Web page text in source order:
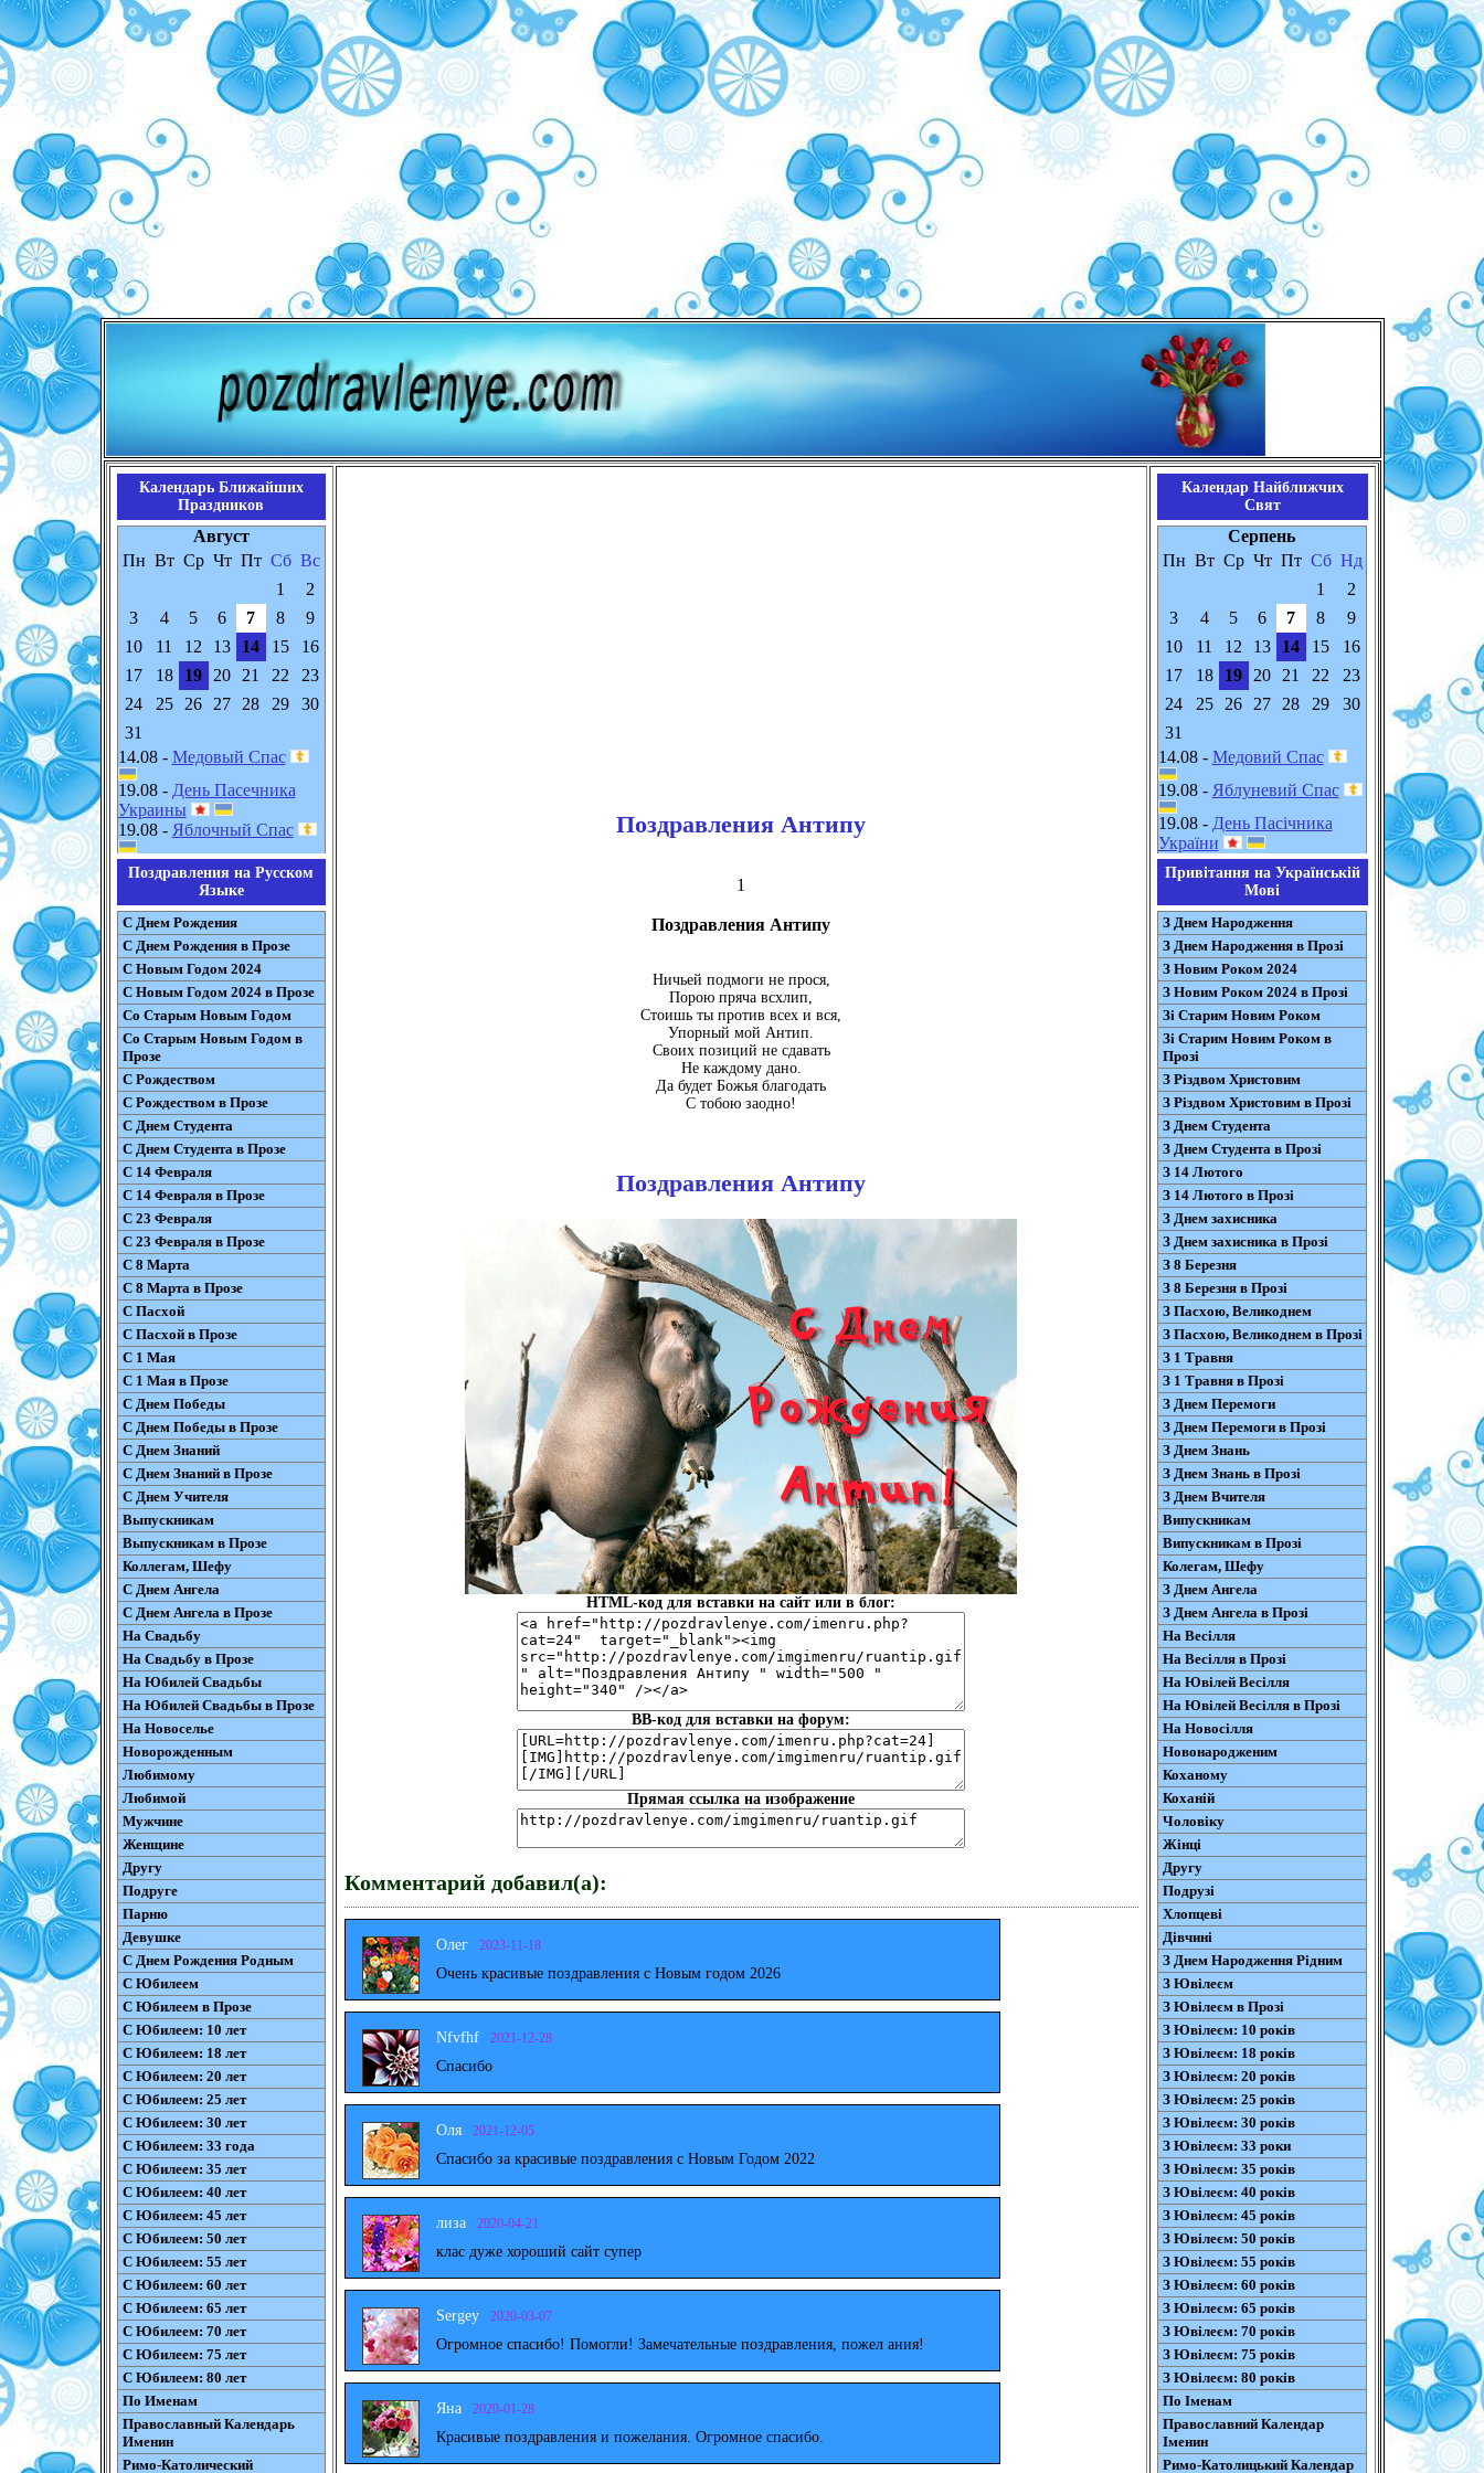
Календарь Ближайших
Праздников
Август
Пн Вт Ср Чт Пт Сб Вс
1
2
3
4 5 6 7 8
9
10
11 12 13 14 15
16
17
18 19 20 21 22
23
24
25 26 27 28 29
30
31
14.08 - Медовый Спас
19.08 - День Пасечника
Украины
19.08 - Яблочный Спас
Поздравления на Русском
Языке
С Днем Рождения
С Днем Рождения в Прозе
С Новым Годом 2024
С Новым Годом 2024 в Прозе
Со Старым Новым Годом
Со Старым Новым Годом в
Прозе
С Рождеством
С Рождеством в Прозе
С Днем Студента
С Днем Студента в Прозе
С 14 Февраля
С 14 Февраля в Прозе
С 23 Февраля
С 23 Февраля в Прозе
С 8 Марта
С 8 Марта в Прозе
С Пасхой
С Пасхой в Прозе
С 1 Мая
С 1 Мая в Прозе
С Днем Победы
С Днем Победы в Прозе
С Днем Знаний
С Днем Знаний в Прозе
С Днем Учителя
Выпускникам
Выпускникам в Прозе
Коллегам, Шефу
С Днем Ангела
С Днем Ангела в Прозе
На Свадьбу
На Свадьбу в Прозе
На Юбилей Свадьбы
На Юбилей Свадьбы в Прозе
На Новоселье
Новорожденным
Любимому
Любимой
Мужчине
Женщине
Другу
Подруге
Парню
Девушке
С Днем Рождения Родным
С Юбилеем
С Юбилеем в Прозе
С Юбилеем: 10 лет
С Юбилеем: 18 лет
С Юбилеем: 20 лет
С Юбилеем: 25 лет
С Юбилеем: 30 лет
С Юбилеем: 33 года
С Юбилеем: 35 лет
С Юбилеем: 40 лет
С Юбилеем: 45 лет
С Юбилеем: 50 лет
С Юбилеем: 55 лет
С Юбилеем: 60 лет
С Юбилеем: 65 лет
С Юбилеем: 70 лет
С Юбилеем: 75 лет
С Юбилеем: 80 лет
По Именам
Православный Календарь
Именин
Римо-Католический
Поздравления Антипу
1
Поздравления Антипу
Ничьей подмоги не прося,
Порою пряча всхлип,
Стоишь ты против всех и вся,
Упорный мой Антип.
Своих позиций не сдавать
Не каждому дано.
Да будет Божья благодать
С тобою заодно!
Поздравления Антипу
HTML-код для вставки на сайт или в блог:
BB-код для вставки на форум:
Прямая ссылка на изображение
Комментарий добавил(а):
Олег 2023-11-18
Очень красивые поздравления с Новым годом 2026
Nfvfhf 2021-12-28
Спасибо
Оля 2021-12-05
Спасибо за красивые поздравления с Новым Годом 2022
лиза 2020-04-21
клас дуже хороший сайт супер
Sergey 2020-03-07
Огромное спасибо! Помогли! Замечательные поздравления, пожел ания!
Яна 2020-01-28
Красивые поздравления и пожелания. Огромное спасибо.
Календар Найближчих
Свят
Серпень
Пн Вт Ср Чт Пт Сб Нд
1
2
3
4 5 6 7 8
9
10
11 12 13 14 15
16
17
18 19 20 21 22
23
24
25 26 27 28 29
30
31
14.08 - Медовий Спас
19.08 - Яблуневий Спас
19.08 - День Пасічника
України
Привітання на Українській
Мові
З Днем Народження
З Днем Народження в Прозі
З Новим Роком 2024
З Новим Роком 2024 в Прозі
Зі Старим Новим Роком
Зі Старим Новим Роком в
Прозі
З Різдвом Христовим
З Різдвом Христовим в Прозі
З Днем Студента
З Днем Студента в Прозі
З 14 Лютого
З 14 Лютого в Прозі
З Днем захисника
З Днем захисника в Прозі
З 8 Березня
З 8 Березня в Прозі
З Пасхою, Великоднем
З Пасхою, Великоднем в Прозі
З 1 Травня
З 1 Травня в Прозі
З Днем Перемоги
З Днем Перемоги в Прозі
З Днем Знань
З Днем Знань в Прозі
З Днем Вчителя
Випускникам
Випускникам в Прозі
Колегам, Шефу
З Днем Ангела
З Днем Ангела в Прозі
На Весілля
На Весілля в Прозі
На Ювілей Весілля
На Ювілей Весілля в Прозі
На Новосілля
Новонародженим
Коханому
Коханій
Чоловіку
Жінці
Другу
Подрузі
Хлопцеві
Дівчині
З Днем Народження Рідним
З Ювілеєм
З Ювілеєм в Прозі
З Ювілеєм: 10 років
З Ювілеєм: 18 років
З Ювілеєм: 20 років
З Ювілеєм: 25 років
З Ювілеєм: 30 років
З Ювілеєм: 33 роки
З Ювілеєм: 35 років
З Ювілеєм: 40 років
З Ювілеєм: 45 років
З Ювілеєм: 50 років
З Ювілеєм: 55 років
З Ювілеєм: 60 років
З Ювілеєм: 65 років
З Ювілеєм: 70 років
З Ювілеєм: 75 років
З Ювілеєм: 80 років
По Іменам
Православний Календар
Іменин
Римо-Католицький Календар